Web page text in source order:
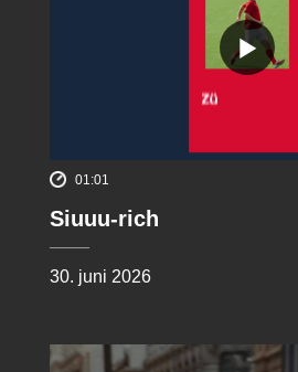
01:01
Siuuu-rich
30. juni 2026